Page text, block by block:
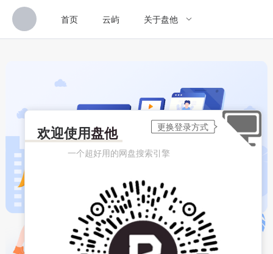
首页 云屿 关于盘他
欢迎使用盘他
一个超好用的网盘搜索引擎